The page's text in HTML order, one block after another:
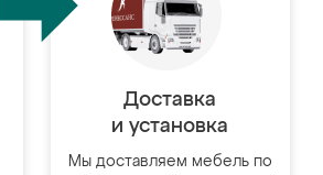
Доставка
и установка
Мы доставляем мебель по